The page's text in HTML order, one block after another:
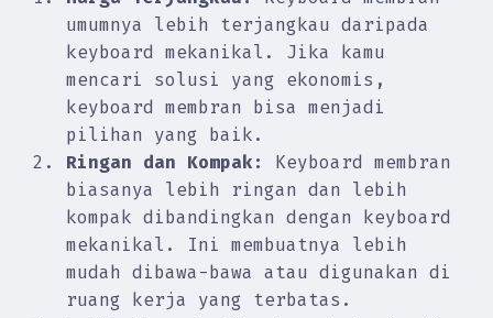
umumnya lebih terjangkau daripada
keyboard mekanikal. Jika kamu
mencari solusi yang ekonomis,
keyboard membran bisa menjadi
pilihan yang baik.
Ringan dan Kompak:
Keyboard membran
biasanya lebih ringan dan lebih
kompak dibandingkan dengan keyboard
mekanikal. Ini membuatnya lebih
mudah dibawa-bawa atau digunakan di
ruang kerja yang terbatas.